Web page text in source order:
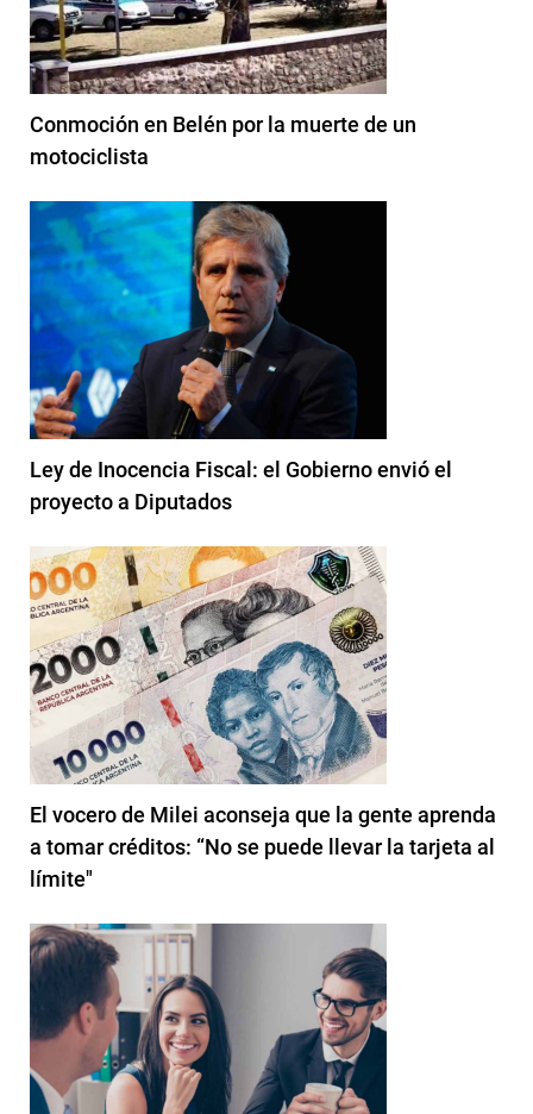
Conmoción en Belén por la muerte de un
motociclista
Ley de Inocencia Fiscal: el Gobierno envió el
proyecto a Diputados
El vocero de Milei aconseja que la gente aprenda
a tomar créditos: “No se puede llevar la tarjeta al
límite"